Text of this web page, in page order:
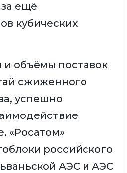
ещё
кубических
и объёмы поставок
сжиженного
успешно
«Росатом»
российского
АЭС и АЭС